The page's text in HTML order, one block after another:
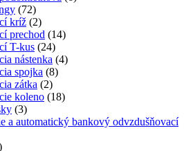
(72)
kríž (2)
prechod (14)
T-kus (24)
nástenka (4)
spojka (8)
zátka (2)
koleno (18)
(3)
a automatický bankový odvzdušňovací